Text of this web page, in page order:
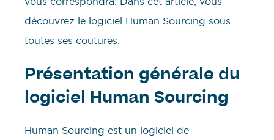
découvrez le logiciel Human Sourcing sous
toutes ses coutures.
Présentation générale du
logiciel Human Sourcing
Human Sourcing est un logiciel de